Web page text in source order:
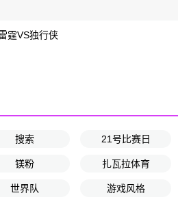
霆VS独行侠
搜索 21号比赛日
镁粉 扎瓦拉体育
世界队 游戏风格